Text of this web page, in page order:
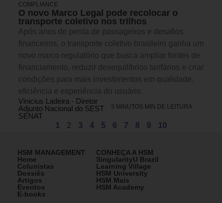
COMPLIANCE
O novo Marco Legal pode recolocar o
transporte coletivo nos trilhos
Após anos de perda de passageiros e desafios
financeiros, o transporte coletivo brasileiro ganha um
novo marco regulatório que busca ampliar fontes de
financiamento, reduzir desequilíbrios tarifários e criar
condições para mais investimentos em qualidade,
eficiência e experiência do usuário.
Vinicius Ladeira - Diretor
Adjunto Nacional do SEST
SENAT
3 MINUTOS MIN DE LEITURA
1 2 3 4 5 6 7 8 9 10
HSM MANAGEMENT
Home
Colunistas
Dossiês
Artigos
Eventos
E-books
CONHEÇA A HSM
SingularityU Brazil
Learning Village
HSM University
HSM Mais
HSM Academy